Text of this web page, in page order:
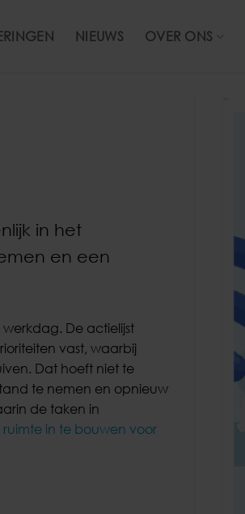
NIEUWS OVER ONS
in het
en een
De actielijst
vast, waarbij
Dat hoeft niet te
te nemen en opnieuw
de taken in
ruimte in te bouwen voor